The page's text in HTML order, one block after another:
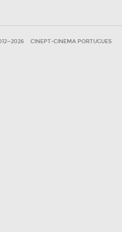
CINEPT-CINEMA PORTUGUES